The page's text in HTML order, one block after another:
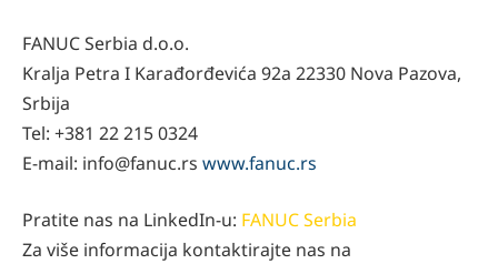
FANUC Serbia d.o.o.
Kralja Petra I Karađorđevića 92a 22330 Nova Pazova,
Srbija
Tel: +381 22 215 0324
E-mail: info@fanuc.rs www.fanuc.rs
Pratite nas na LinkedIn-u: FANUC Serbia
Za više informacija kontaktirajte nas na